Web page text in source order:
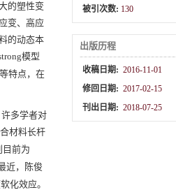
的塑性变
变、高应
的动态本
模型
特点，在
多学者对
材料长杆
目前为
近，陈俊
化效应。
被引次数: 130
出版历程
收稿日期: 2016-11-01
修回日期: 2017-02-15
刊出日期: 2018-07-25